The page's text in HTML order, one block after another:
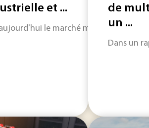
et ...
le marché mondial du
de
un ...
Dans un